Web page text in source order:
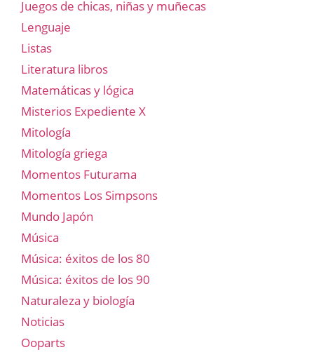
Juegos de chicas, niñas y muñecas
Lenguaje
Listas
Literatura libros
Matemáticas y lógica
Misterios Expediente X
Mitología
Mitología griega
Momentos Futurama
Momentos Los Simpsons
Mundo Japón
Música
Música: éxitos de los 80
Música: éxitos de los 90
Naturaleza y biología
Noticias
Ooparts